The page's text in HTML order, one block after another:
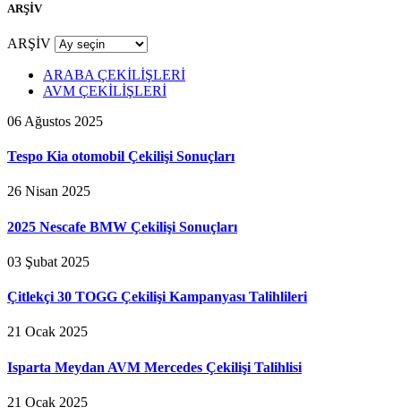
ARŞİV
ARŞİV
ARABA ÇEKİLİŞLERİ
AVM ÇEKİLİŞLERİ
06 Ağustos 2025
Tespo Kia otomobil Çekilişi Sonuçları
26 Nisan 2025
2025 Nescafe BMW Çekilişi Sonuçları
03 Şubat 2025
Çitlekçi 30 TOGG Çekilişi Kampanyası Talihlileri
21 Ocak 2025
Isparta Meydan AVM Mercedes Çekilişi Talihlisi
21 Ocak 2025